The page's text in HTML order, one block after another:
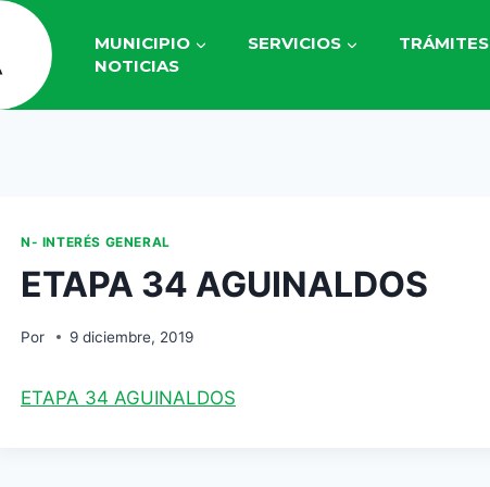
MUNICIPIO SERVICIOS TRÁMITES
NOTICIAS
N- INTERÉS GENERAL
ETAPA 34 AGUINALDOS
Por 9 diciembre, 2019
ETAPA 34 AGUINALDOS